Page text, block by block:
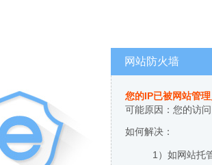
网站防火墙
您的IP已被网站管
可能原因：您的访
如何解决：
1）如网站托